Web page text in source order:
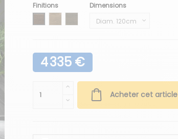
Finitions
Wildwood Naturale
Wildwood Grigio
Dimensions
4 335 €
Acheter cet article